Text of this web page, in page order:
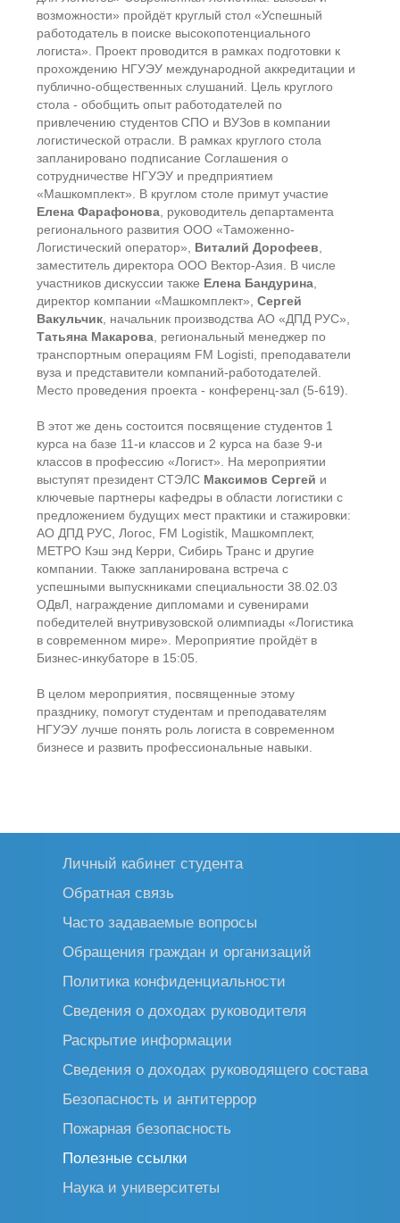
возможности» пройдёт круглый стол «Успешный
работодатель в поиске высокопотенциального
логиста». Проект проводится в рамках подготовки к
прохождению НГУЭУ международной аккредитации и
публично-общественных слушаний. Цель круглого
стола - обобщить опыт работодателей по
привлечению студентов СПО и ВУЗов в компании
логистической отрасли. В рамках круглого стола
запланировано подписание Соглашения о
сотрудничестве НГУЭУ и предприятием
«Машкомплект». В круглом столе примут участие
Елена Фарафонова , руководитель департамента
регионального развития ООО «Таможенно-
Логистический оператор», Виталий Дорофеев
заместитель директора ООО Вектор-Азия. В числе
участников дискуссии также Елена Бандурина
директор компании «Машкомплект», Сергей
Вакульчик , начальник производства АО «ДПД РУС»,
Татьяна Макарова , региональный менеджер по
транспортным операциям FM Logisti, преподаватели
вуза и представители компаний-работодателей.
Место проведения проекта - конференц-зал (5-619).
В этот же день состоится посвящение студентов 1
курса на базе 11-и классов и 2 курса на базе 9-и
классов в профессию «Логист». На мероприятии
выступят президент СТЭЛС Максимов Сергей и
ключевые партнеры кафедры в области логистики с
предложением будущих мест практики и стажировки:
АО ДПД РУС, Логос, FM Logistik, Машкомплект,
МЕТРО Кэш энд Керри, Сибирь Транс и другие
компании. Также запланирована встреча с
успешными выпускниками специальности 38.02.03
ОДвЛ, награждение дипломами и сувенирами
победителей внутривузовской олимпиады «Логистика
в современном мире». Мероприятие пройдёт в
Бизнес-инкубаторе в 15:05.
В целом мероприятия, посвященные этому
празднику, помогут студентам и преподавателям
НГУЭУ лучше понять роль логиста в современном
бизнесе и развить профессиональные навыки.
Личный кабинет студента
Обратная связь
Часто задаваемые вопросы
Обращения граждан и организаций
Политика конфиденциальности
Сведения о доходах руководителя
Раскрытие информации
Сведения о доходах руководящего состава
Безопасность и антитеррор
Пожарная безопасность
Полезные ссылки
Наука и университеты